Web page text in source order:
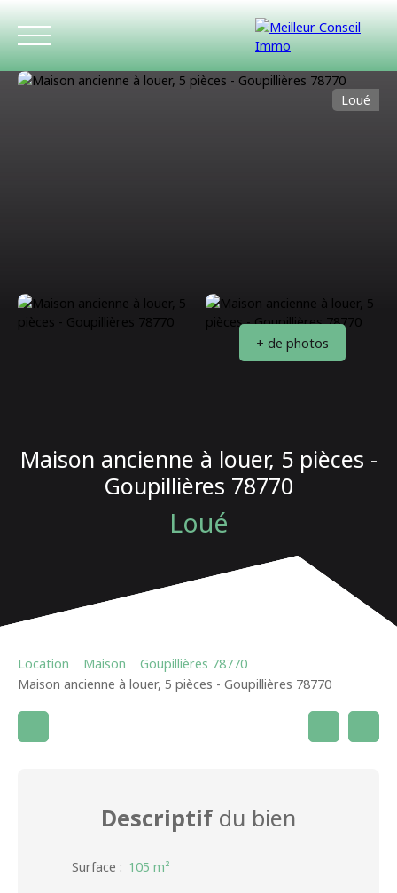
Loué
+ de photos
Maison ancienne à louer, 5 pièces -
Goupillières 78770
Loué
Location Maison
Goupillières 78770
Maison ancienne à louer, 5 pièces - Goupillières 78770
Descriptif du bien
Surface : 105 m²